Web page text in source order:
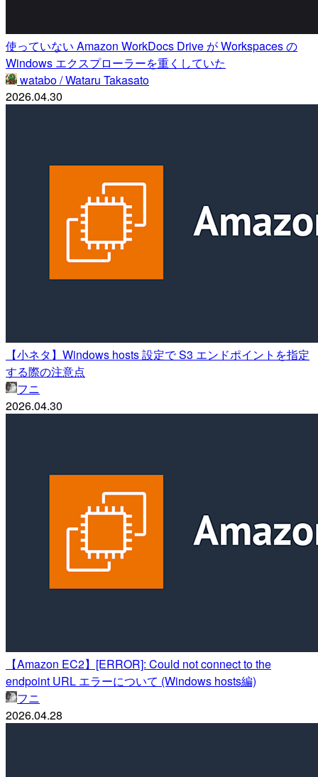
使っていない Amazon WorkDocs Drive が Workspaces の
Windows エクスプローラーを重くしていた
watabo / Wataru Takasato
2026.04.30
【小ネタ】Windows hosts 設定で S3 エンドポイントを指定
する際の注意点
フニ
2026.04.30
【Amazon EC2】[ERROR]: Could not connect to the
endpoint URL エラーについて (Windows hosts編)
フニ
2026.04.28